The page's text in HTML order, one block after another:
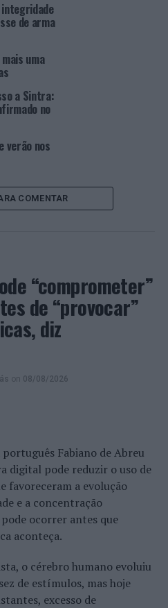
de Sintra na “Rede
dos Cuidadores
à política social e de
é o bem-estar e
com especial enfoque a
diretos cuidadores.
é celebrado a 5 de
o intuito de prestar
que, de forma informal,
do Parque
a proteção do meio
de arma
uma
a Sintra:
no
verão nos
COMENTAR
“comprometer”
de “provocar”
diz
on 08/08/2026
Fabiano de Abreu
digital pode reduzir o uso de
favoreceram a evolução
e a concentração
ocorrer antes que
aconteça.
o cérebro humano evoluiu
de estímulos, mas hoje
excesso de